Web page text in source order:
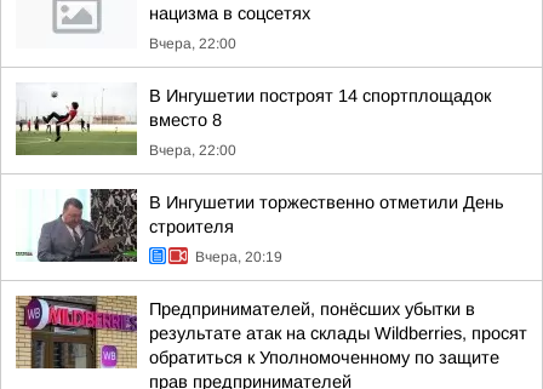
нацизма в соцсетях
Вчера, 22:00
В Ингушетии построят 14 спортплощадок
вместо 8
Вчера, 22:00
В Ингушетии торжественно отметили День
строителя
Вчера, 20:19
Предпринимателей, понёсших убытки в
результате атак на склады Wildberries, просят
обратиться к Уполномоченному по защите
прав предпринимателей